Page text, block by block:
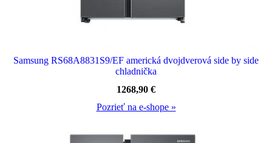
Samsung RS68A8831S9/EF americká dvojdverová side by side
chladnička
1268,90 €
Pozrieť na e-shope »